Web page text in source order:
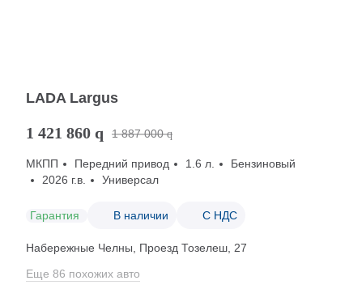
LADA Largus
1 421 860 q 1 887 000 q
МКПП Передний привод 1.6 л.
Бензиновый
2026 г.в.
Универсал
Гарантия В наличии С НДС
Набережные Челны, Проезд ​Тозелеш, 27
Еще 86 похожих авто